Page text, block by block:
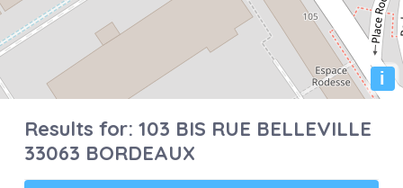
i
Results for:103 BIS RUE BELLEVILLE
33063 BORDEAUX